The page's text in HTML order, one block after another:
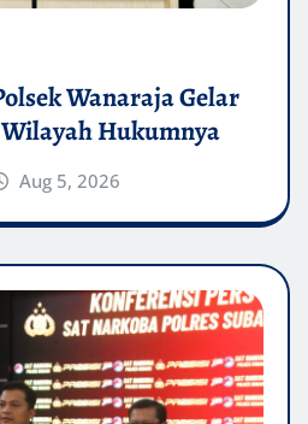
Wanaraja Gelar
Hukumnya
Aug 5, 2026